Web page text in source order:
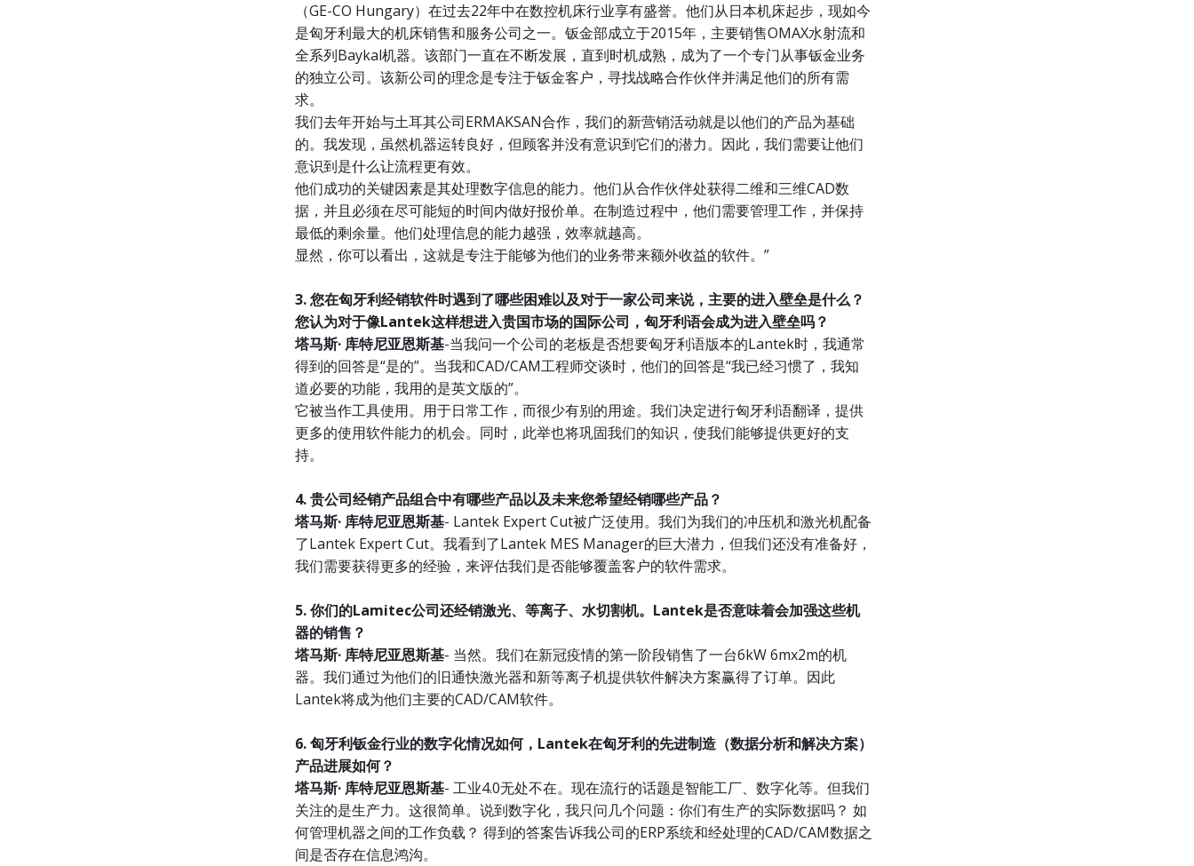
（GE-CO Hungary）在过去22年中在数控机床行业享有盛誉。他们从日本机床起步，现如今
是匈牙利最大的机床销售和服务公司之一。钣金部成立于2015年，主要销售OMAX水射流和
全系列Baykal机器。该部门一直在不断发展，直到时机成熟，成为了一个专门从事钣金业务
的独立公司。该新公司的理念是专注于钣金客户，寻找战略合作伙伴并满足他们的所有需
求。
我们去年开始与土耳其公司ERMAKSAN合作，我们的新营销活动就是以他们的产品为基础
的。我发现，虽然机器运转良好，但顾客并没有意识到它们的潜力。因此，我们需要让他们
意识到是什么让流程更有效。
他们成功的关键因素是其处理数字信息的能力。他们从合作伙伴处获得二维和三维CAD数
据，并且必须在尽可能短的时间内做好报价单。在制造过程中，他们需要管理工作，并保持
最低的剩余量。他们处理信息的能力越强，效率就越高。
显然，你可以看出，这就是专注于能够为他们的业务带来额外收益的软件。”
3. 您在匈牙利经销软件时遇到了哪些困难以及对于一家公司来说，主要的进入壁垒是什么？
您认为对于像Lantek这样想进入贵国市场的国际公司，匈牙利语会成为进入壁垒吗？
塔马斯· 库特尼亚恩斯基-当我问一个公司的老板是否想要匈牙利语版本的Lantek时，我通常
得到的回答是“是的”。当我和CAD/CAM工程师交谈时，他们的回答是“我已经习惯了，我知
道必要的功能，我用的是英文版的”。
它被当作工具使用。用于日常工作，而很少有别的用途。我们决定进行匈牙利语翻译，提供
更多的使用软件能力的机会。同时，此举也将巩固我们的知识，使我们能够提供更好的支
持。
4. 贵公司经销产品组合中有哪些产品以及未来您希望经销哪些产品？
塔马斯· 库特尼亚恩斯基- Lantek Expert Cut被广泛使用。我们为我们的冲压机和激光机配备
了Lantek Expert Cut。我看到了Lantek MES Manager的巨大潜力，但我们还没有准备好，
我们需要获得更多的经验，来评估我们是否能够覆盖客户的软件需求。
5. 你们的Lamitec公司还经销激光、等离子、水切割机。Lantek是否意味着会加强这些机
器的销售？
塔马斯· 库特尼亚恩斯基- 当然。我们在新冠疫情的第一阶段销售了一台6kW 6mx2m的机
器。我们通过为他们的旧通快激光器和新等离子机提供软件解决方案赢得了订单。因此
Lantek将成为他们主要的CAD/CAM软件。
6. 匈牙利钣金行业的数字化情况如何，Lantek在匈牙利的先进制造（数据分析和解决方案）
产品进展如何？
塔马斯· 库特尼亚恩斯基- 工业4.0无处不在。现在流行的话题是智能工厂、数字化等。但我们
关注的是生产力。这很简单。说到数字化，我只问几个问题：你们有生产的实际数据吗？ 如
何管理机器之间的工作负载？ 得到的答案告诉我公司的ERP系统和经处理的CAD/CAM数据之
间是否存在信息鸿沟。